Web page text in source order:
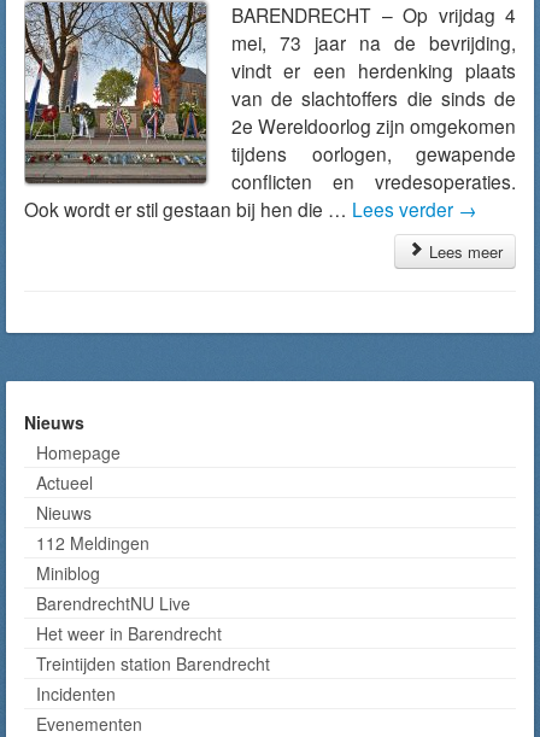
BARENDRECHT – Op vrijdag 4
mei, 73 jaar na de bevrijding,
vindt er een herdenking plaats
van de slachtoffers die sinds de
2e Wereldoorlog zijn omgekomen
tijdens oorlogen, gewapende
conflicten en vredesoperaties.
Ook wordt er stil gestaan bij hen die … Lees verder →
Lees meer
Nieuws
Homepage
Actueel
Nieuws
112 Meldingen
Miniblog
BarendrechtNU Live
Het weer in Barendrecht
Treintijden station Barendrecht
Incidenten
Evenementen